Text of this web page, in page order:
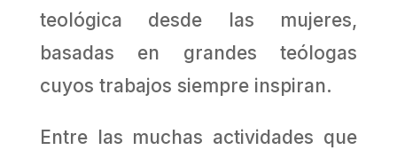
teológica desde las mujeres,
basadas en grandes teólogas
cuyos trabajos siempre inspiran.
Entre las muchas actividades que